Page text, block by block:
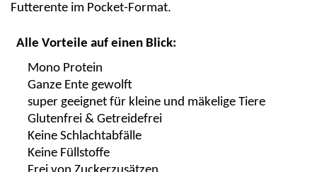
Futterente im Pocket-Format.
Alle Vorteile auf einen Blick:
Mono Protein
Ganze Ente gewolft
super geeignet für kleine und mäkelige Tiere
Glutenfrei & Getreidefrei
Keine Schlachtabfälle
Keine Füllstoffe